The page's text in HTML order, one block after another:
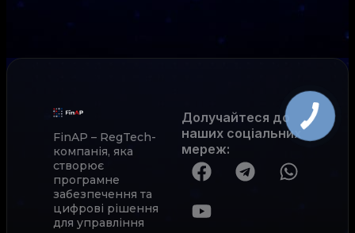
FinAP – RegTech-
компанія, яка
створює
програмне
забезпечення та
цифрові рішення
для управління
Долучайтеся до
наших соціальних
мереж: